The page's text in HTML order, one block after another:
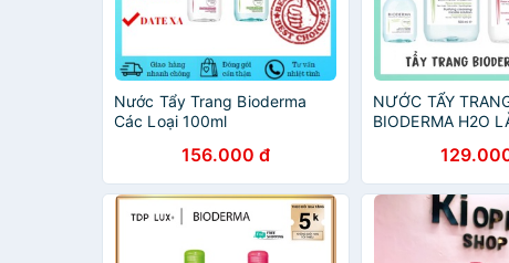
Nước Tẩy Trang Bioderma
Các Loại 100ml
156.000 đ
NƯỚC TẨY
BIODERMA H2O